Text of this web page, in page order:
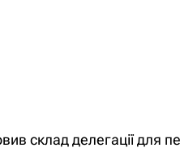
склад делегації для